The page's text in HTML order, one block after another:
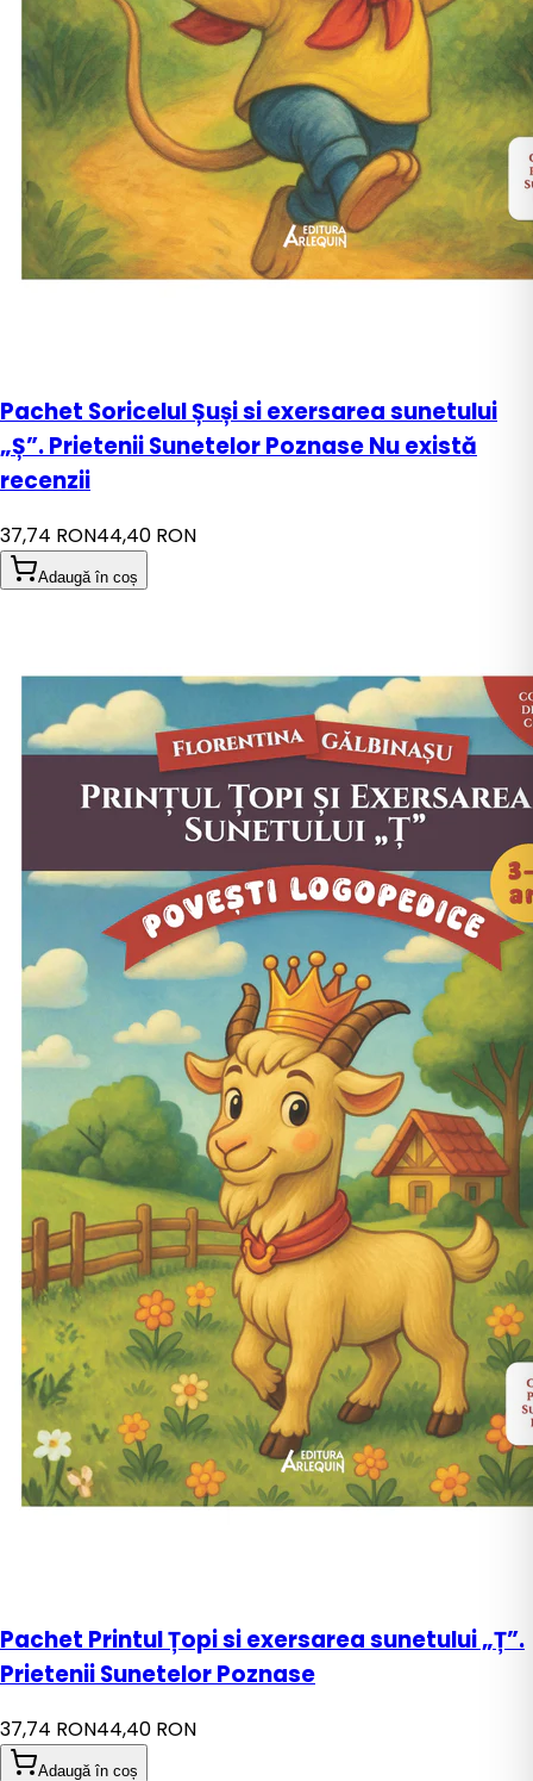
Pachet Soricelul Șuși si exersarea sunetului
„Ș”. Prietenii Sunetelor Poznase Nu există
recenzii
37,74 RON44,40 RON
Adaugă în coș
Pachet Printul Țopi si exersarea sunetului „Ț”.
Prietenii Sunetelor Poznase
37,74 RON44,40 RON
Adaugă în coș